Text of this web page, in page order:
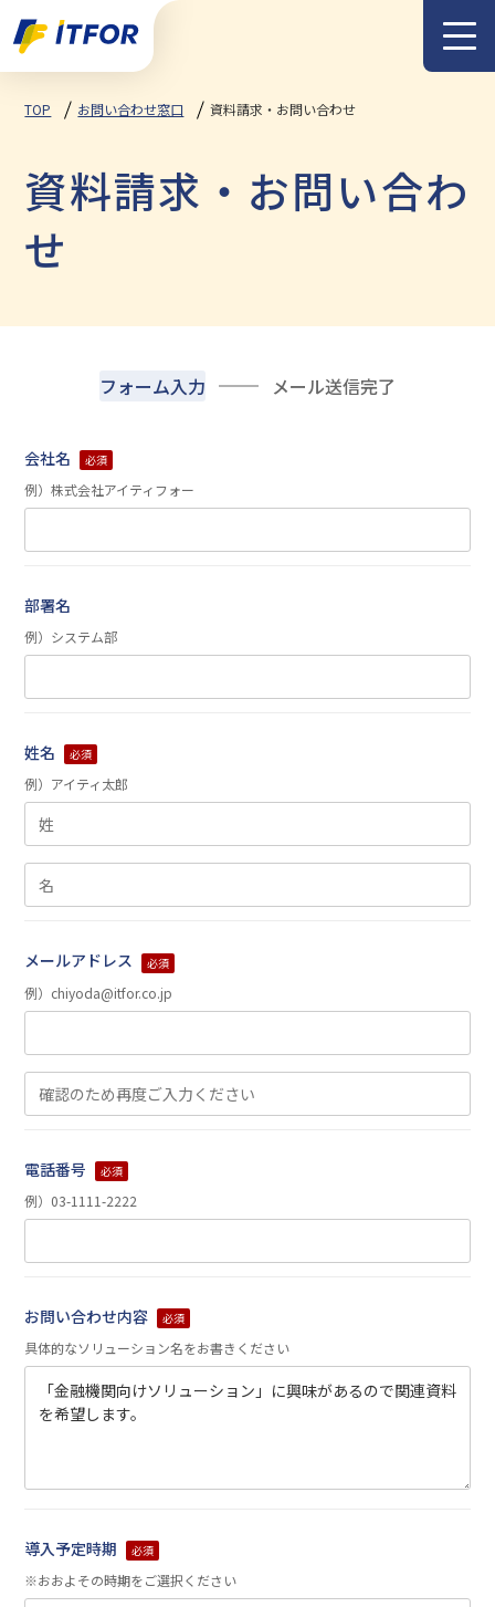
メニュー
TOP お問い合わせ窓口 資料請求・お問い合わせ
資料請求・お問い合わ
せ
フォーム入力 メール送信完了
会社名 必須
例）株式会社アイティフォー
部署名
例）システム部
姓名 必須
例）アイティ太郎
メールアドレス 必須
例）chiyoda@itfor.co.jp
電話番号 必須
例）03-1111-2222
お問い合わせ内容 必須
具体的なソリューション名をお書きください
導入予定時期 必須
※おおよその時期をご選択ください